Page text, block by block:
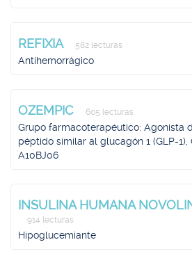
REFIXIA 582 lecturas
Antihemorrágico
OZEMPIC 605 lecturas
Grupo farmacoterapéutico: Agonista
péptido similar al glucagón 1 (GLP-1),
A10BJ06
INSULINA HUMANA
914 lecturas
Hipoglucemiante